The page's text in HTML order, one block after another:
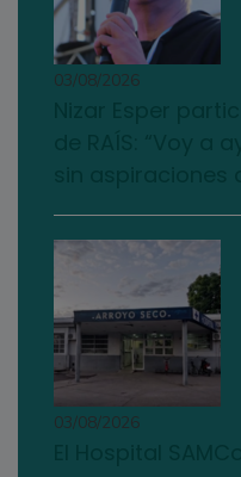
03/08/2026
03/08/2026